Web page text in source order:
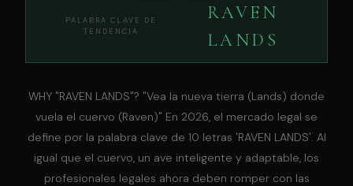
PALABRA CLAVE DE
TENDENCIA
RAVEN
LANDS
WHY "RAVEN LANDS"? "Vea la nueva tierra (Lands) donde
vuela el cuervo (Raven)" En 2026, el mercado legal se
define por la palabra clave de 10 letras 'RAVEN LANDS'. Al
igual que el cuervo, un ave inteligente y adaptable, los
profesionales legales ahora deben romper con las